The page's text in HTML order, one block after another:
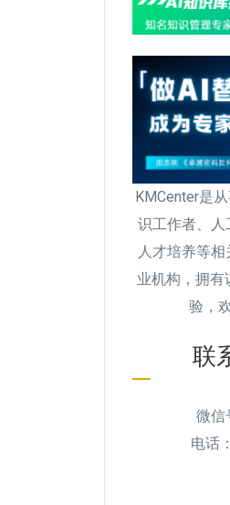
KMCenter是
识工作者、人
人才培养等
业机构，拥有
验，
联
微信
电话